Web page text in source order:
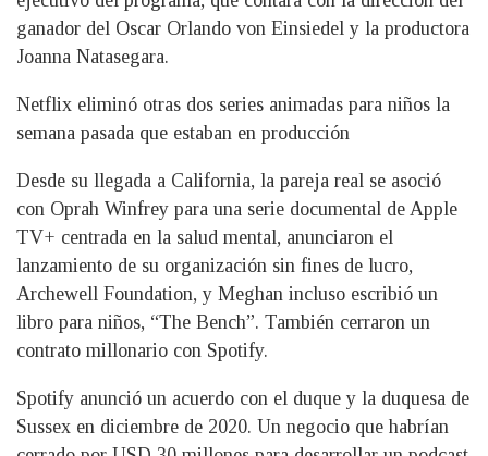
ganador del Oscar Orlando von Einsiedel y la productora
Joanna Natasegara.
Netflix eliminó otras dos series animadas para niños la
semana pasada que estaban en producción
Desde su llegada a California, la pareja real se asoció
con Oprah Winfrey para una serie documental de Apple
TV+ centrada en la salud mental, anunciaron el
lanzamiento de su organización sin fines de lucro,
Archewell Foundation, y Meghan incluso escribió un
libro para niños, “The Bench”. También cerraron un
contrato millonario con Spotify.
Spotify anunció un acuerdo con el duque y la duquesa de
Sussex en diciembre de 2020. Un negocio que habrían